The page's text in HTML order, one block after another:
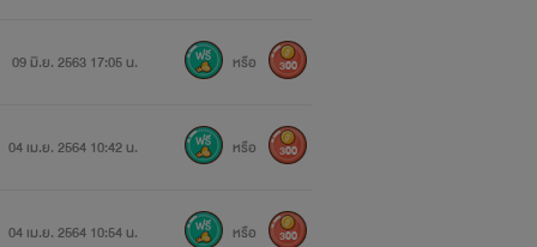
ที่ร่วมเล่นเกมส์สวาทนี้
09 มิ.ย. 2563 17:05 น. หรือ 300
04 เม.ย. 2564 10:42 น. หรือ 300
04 เม.ย. 2564 10:54 น. หรือ 300